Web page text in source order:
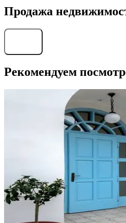
Продажа
Рекомендуем